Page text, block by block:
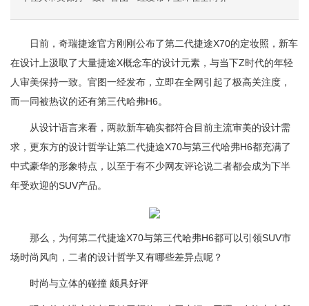
日前，奇瑞捷途官方刚刚公布了第二代捷途X70的定妆照，新车
在设计上汲取了大量捷途X概念车的设计元素，与当下Z时代的年轻
人审美保持一致。官图一经发布，立即在全网引起了极高关注度，
而一同被热议的还有第三代哈弗H6。
从设计语言来看，两款新车确实都符合目前主流审美的设计需
求，更东方的设计哲学让第二代捷途X70与第三代哈弗H6都充满了
中式豪华的形象特点，以至于有不少网友评论说二者都会成为下半
年受欢迎的SUV产品。
那么，为何第二代捷途X70与第三代哈弗H6都可以引领SUV市
场时尚风向，二者的设计哲学又有哪些差异点呢？
时尚与立体的碰撞 颇具好评